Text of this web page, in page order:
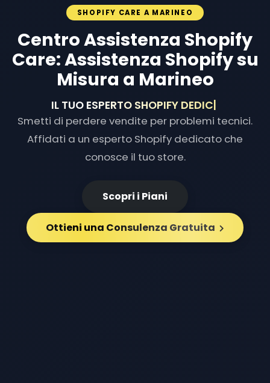
SHOPIFY CARE A MARINEO
Centro Assistenza Shopify
Care: Assistenza Shopify su
Misura a Marineo
IL TUO ESPERTO SHOPIFY DEDICATO
Smetti di perdere vendite per problemi tecnici.
Affidati a un esperto Shopify dedicato che
conosce il tuo store.
Scopri i Piani
Ottieni una Consulenza Gratuita